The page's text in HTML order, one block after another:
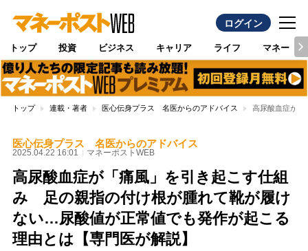
ログイン
トップ 投資 ビジネス キャリア ライフ マネー
トップ 連載・著者 医心伝身プラス 名医からのアドバイス 高尿酸血症が
医心伝身プラス 名医からのアドバイス
2025.04.22 16:01 マネーポストWEB
高尿酸血症が「痛風」を引き起こす仕組
み 足の親指の付け根が腫れて靴が履け
ない…尿酸値が正常値でも発作が起こる
理由とは【専門医が解説】